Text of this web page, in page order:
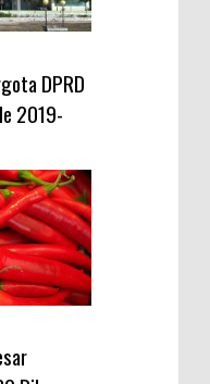
DPRD
2019-